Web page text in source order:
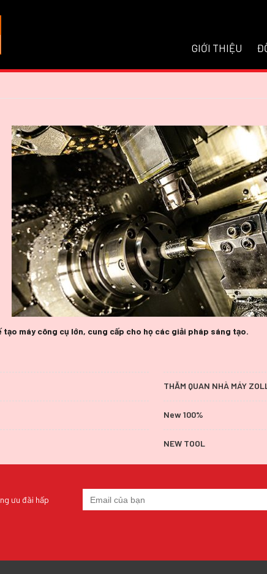
GIỚI THIỆU
máy công cụ lớn, cung cấp cho họ các giải pháp sáng tạo.
THĂM QUAN NHÀ MÁY
New 100%
NEW TOOL
ưu đãi hấp